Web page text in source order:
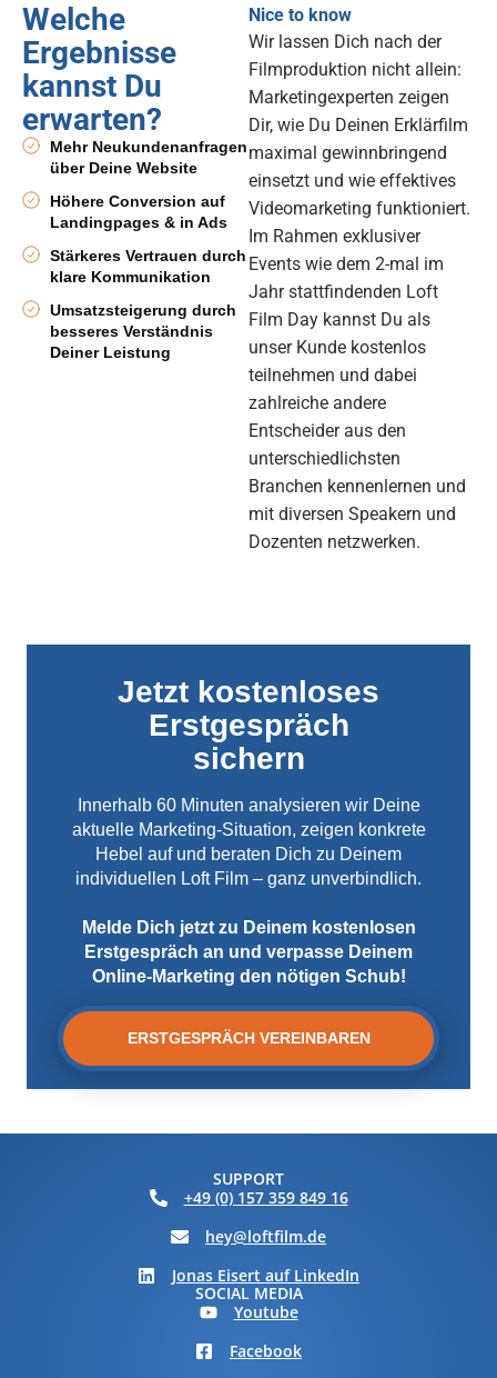
Welche
Ergebnisse
kannst Du
erwarten?
Mehr Neukundenanfragen
über Deine Website
Höhere Conversion auf
Landingpages & in Ads
Stärkeres Vertrauen durch
klare Kommunikation
Umsatzsteigerung durch
besseres Verständnis
Deiner Leistung
Nice to know
Wir lassen Dich nach der
Filmproduktion nicht allein:
Marketingexperten zeigen
Dir, wie Du Deinen Erklärfilm
maximal gewinnbringend
einsetzt und wie effektives
Videomarketing funktioniert.
Im Rahmen exklusiver
Events wie dem 2-mal im
Jahr stattfindenden Loft
Film Day kannst Du als
unser Kunde kostenlos
teilnehmen und dabei
zahlreiche andere
Entscheider aus den
unterschiedlichsten
Branchen kennenlernen und
mit diversen Speakern und
Dozenten netzwerken.
Jetzt kostenloses
Erstgespräch
sichern
Innerhalb 60 Minuten analysieren wir Deine
aktuelle Marketing-Situation, zeigen konkrete
Hebel auf und beraten Dich zu Deinem
individuellen Loft Film – ganz unverbindlich.
Melde Dich jetzt zu Deinem kostenlosen
Erstgespräch an und verpasse Deinem
Online-Marketing den nötigen Schub!
ERSTGESPRÄCH VEREINBAREN
SUPPORT
+49 (0) 157 359 849 16
hey@loftfilm.de
Jonas Eisert auf LinkedIn
SOCIAL MEDIA
Youtube
Facebook